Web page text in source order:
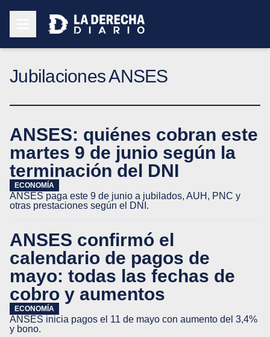
Jubilaciones ANSES
ANSES: quiénes cobran este
martes 9 de junio según la
terminación del DNI
ECONOMÍA
ANSES paga este 9 de junio a jubilados, AUH, PNC y
otras prestaciones según el DNI.
ANSES confirmó el
calendario de pagos de
mayo: todas las fechas de
cobro y aumentos
ECONOMÍA
ANSES inicia pagos el 11 de mayo con aumento del 3,4%
y bono.